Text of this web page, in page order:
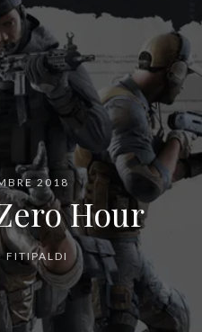
2018
Hour
FITIPALDI